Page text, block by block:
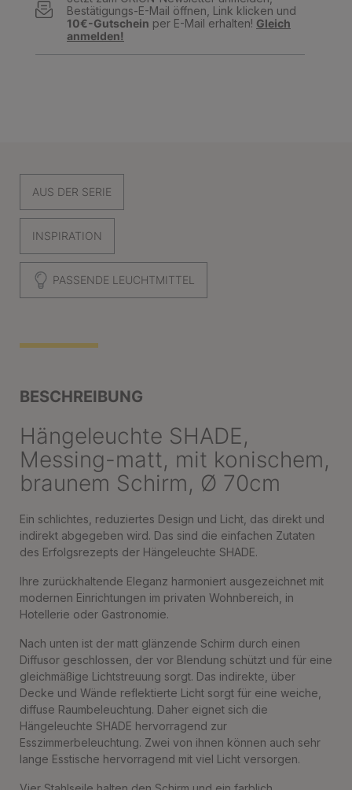
Bestätigungs-E-Mail öffnen, Link klicken und
10€-Gutschein per E-Mail erhalten! Gleich
anmelden!
AUS DER SERIE
INSPIRATION
PASSENDE LEUCHTMITTEL
BESCHREIBUNG
Hängeleuchte SHADE,
Messing-matt, mit konischem,
braunem Schirm, Ø 70cm
Ein schlichtes, reduziertes Design und Licht, das direkt und
indirekt abgegeben wird. Das sind die einfachen Zutaten
des Erfolgsrezepts der Hängeleuchte SHADE.
Ihre zurückhaltende Eleganz harmoniert ausgezeichnet mit
modernen Einrichtungen im privaten Wohnbereich, in
Hotellerie oder Gastronomie.
Nach unten ist der matt glänzende Schirm durch einen
Diffusor geschlossen, der vor Blendung schützt und für eine
gleichmäßige Lichtstreuung sorgt. Das indirekte, über
Decke und Wände reflektierte Licht sorgt für eine weiche,
diffuse Raumbeleuchtung. Daher eignet sich die
Hängeleuchte SHADE hervorragend zur
Esszimmerbeleuchtung. Zwei von ihnen können auch sehr
lange Esstische hervorragend mit viel Licht versorgen.